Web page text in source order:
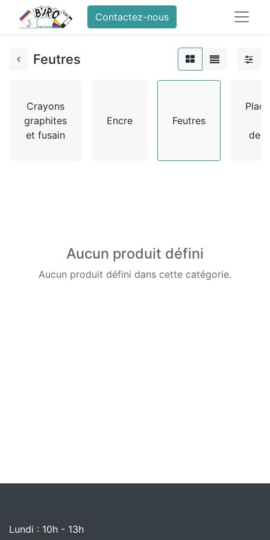
Contactez-nous
Feutres
Crayons
graphites
et fusain
Encre Feutres
à
Aucun produit défini
Aucun produit défini dans cette catégorie.
Lundi : 10h - 13h